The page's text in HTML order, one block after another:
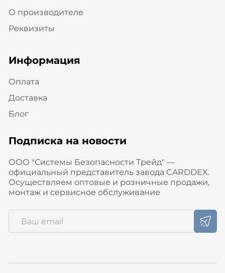
О производителе
Реквизиты
Информация
Оплата
Доставка
Блог
Подписка на новости
ООО "Системы Безопасности Трейд" —
официальный представитель завода CARDDEX.
Осуществляем оптовые и розничные продажи,
монтаж и сервисное обслуживание